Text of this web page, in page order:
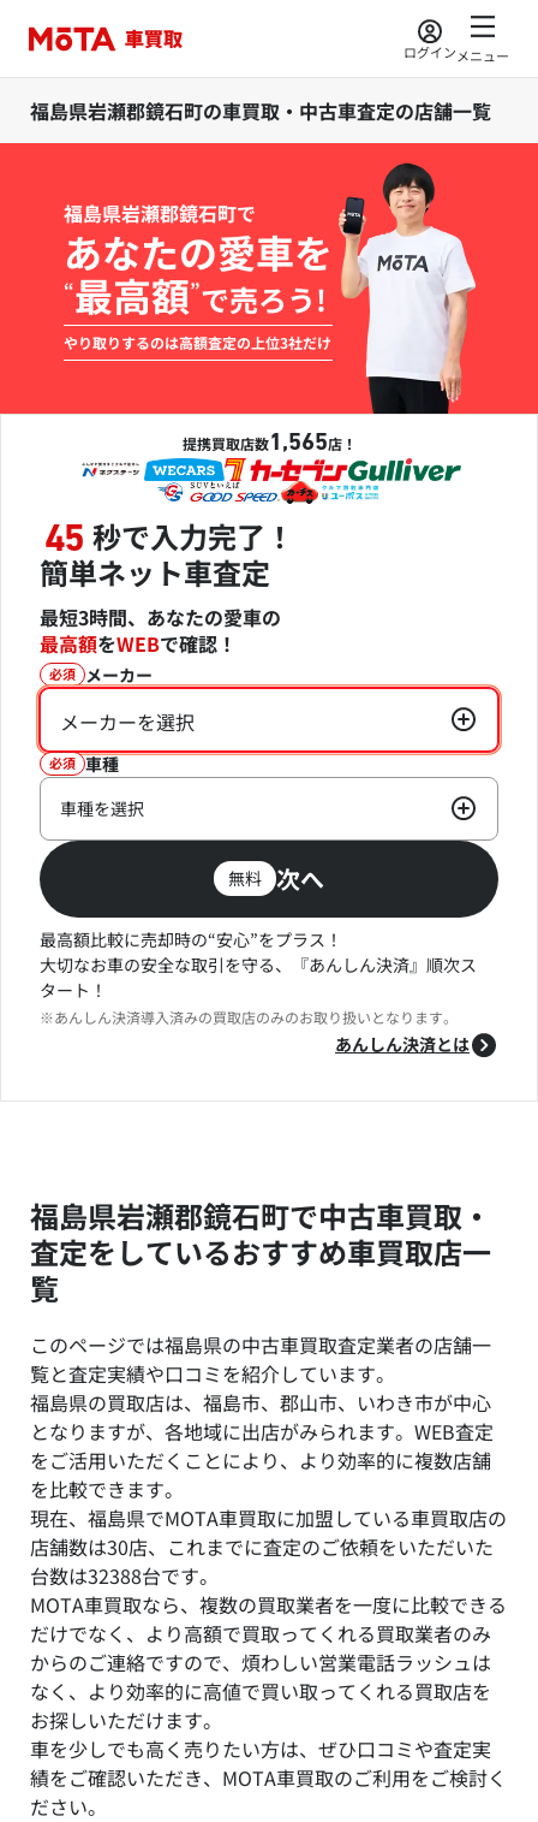
ログインメニュー
福島県岩瀬郡鏡石町の車買取・中古車査定の店舗一覧
福島県岩瀬郡鏡石町で
あなたの愛車を
“最高額”で売ろう!
やり取りするのは高額査定の上位3社だけ
提携買取店数1,565店！
45 秒で入力完了！
簡単ネット車査定
最短3時間、あなたの愛車の
最高額をWEBで確認！
必須 メーカー
メーカーを選択
必須 車種
車種を選択
無料 次へ
最高額比較に売却時の“安心”をプラス！
大切なお車の安全な取引を守る、『あんしん決済』順次ス
タート！
※あんしん決済導入済みの買取店のみのお取り扱いとなります。
あんしん決済とは
福島県岩瀬郡鏡石町で中古車買取・
査定をしているおすすめ車買取店一
覧
このページでは福島県の中古車買取査定業者の店舗一
覧と査定実績や口コミを紹介しています。
福島県の買取店は、福島市、郡山市、いわき市が中心
となりますが、各地域に出店がみられます。WEB査定
をご活用いただくことにより、より効率的に複数店舗
を比較できます。
現在、福島県でMOTA車買取に加盟している車買取店の
店舗数は30店、これまでに査定のご依頼をいただいた
台数は32388台です。
MOTA車買取なら、複数の買取業者を一度に比較できる
だけでなく、より高額で買取ってくれる買取業者のみ
からのご連絡ですので、煩わしい営業電話ラッシュは
なく、より効率的に高値で買い取ってくれる買取店を
お探しいただけます。
車を少しでも高く売りたい方は、ぜひ口コミや査定実
績をご確認いただき、MOTA車買取のご利用をご検討く
ださい。